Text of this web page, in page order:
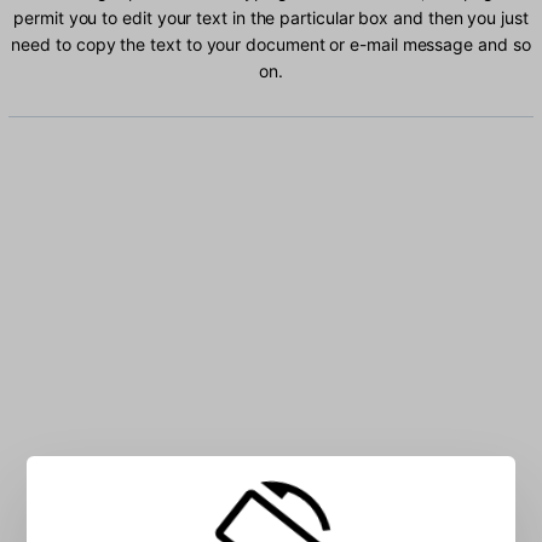
permit you to edit your text in the particular box and then you just
need to copy the text to your document or e-mail message and so
on.
Type German characters into the box: